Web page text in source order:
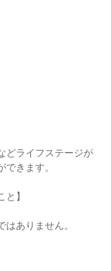
どライフステージが
きます。
】
ありません。